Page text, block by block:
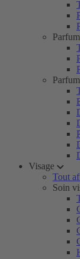
Visage
Tout
Soin